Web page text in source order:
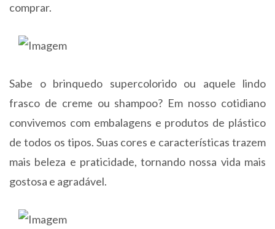
comprar.
Sabe o brinquedo supercolorido ou aquele lindo
frasco de creme ou shampoo? Em nosso cotidiano
convivemos com embalagens e produtos de plástico
de todos os tipos. Suas cores e características trazem
mais beleza e praticidade, tornando nossa vida mais
gostosa e agradável.